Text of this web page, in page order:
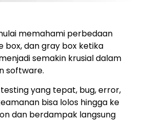
memahami perbedaan
box, dan gray box ketika
semakin krusial dalam
software.
yang tepat, bug, error,
bisa lolos hingga ke
dan berdampak langsung